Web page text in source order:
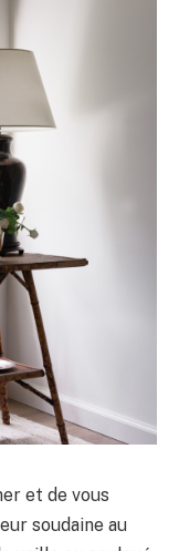
et de vous
soudaine au